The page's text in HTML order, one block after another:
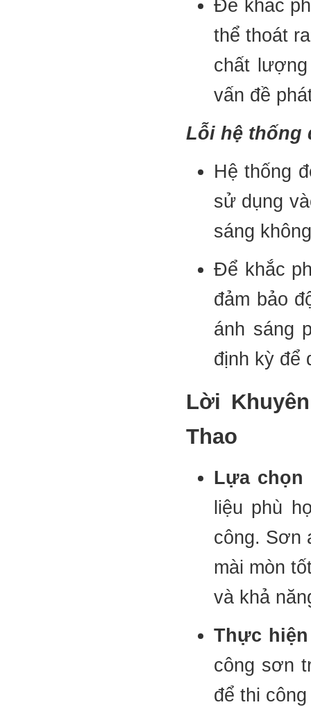
Để khắc
thể thoát
chất
vấn đề
Lỗi hệ thống
Hệ thống
sử dụng
sáng
Để khắc
đảm bảo
ánh sáng
định kỳ để
Lời
Thao
Lựa chọn
liệu phù
công. Sơn
mài mòn
và khả
Thực
công sơn
để thi